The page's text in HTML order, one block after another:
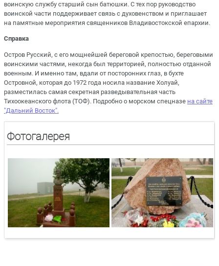
воинскую службу старший сын батюшки. С тех пор руководство
воинской части поддерживает связь с духовенством и приглашает
на памятные мероприятия священников Владивостокской епархии.
Справка
Остров Русский, с его мощнейшей береговой крепостью, береговыми
воинскими частями, некогда был территорией, полностью отданной
военным. И именно там, вдали от посторонних глаз, в бухте
Островной, которая до 1972 года носила название Холуай,
разместилась самая секретная разведывательная часть
Тихоокеанского флота (ТОФ). Подробно о морском спецназе на сайте
"Дальний Восток".
Фотогалерея